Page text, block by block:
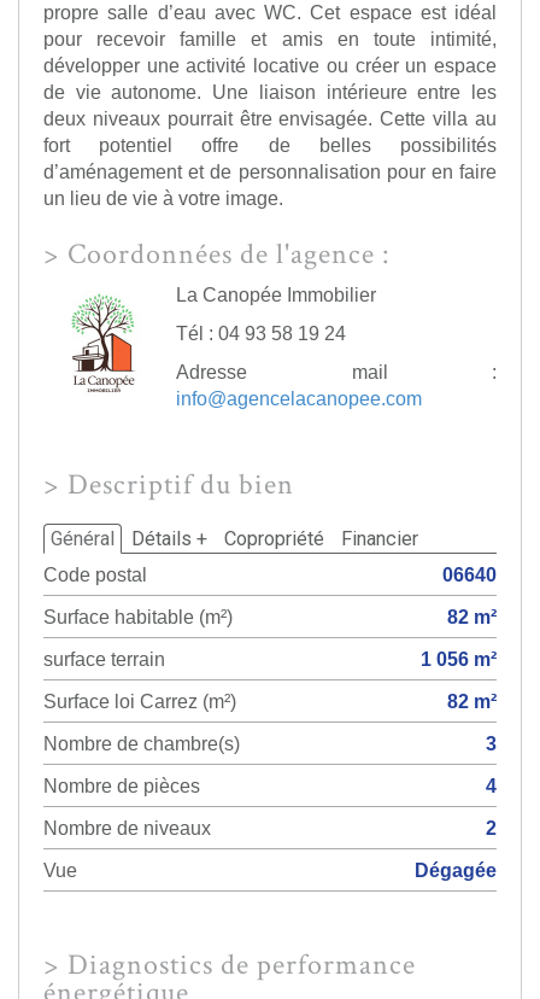
propre salle d’eau avec WC. Cet espace est idéal
pour recevoir famille et amis en toute intimité,
développer une activité locative ou créer un espace
de vie autonome. Une liaison intérieure entre les
deux niveaux pourrait être envisagée. Cette villa au
fort potentiel offre de belles possibilités
d’aménagement et de personnalisation pour en faire
un lieu de vie à votre image.
> Coordonnées de l'agence :
La Canopée Immobilier
Tél : 04 93 58 19 24
Adresse mail :
info@agencelacanopee.com
> Descriptif du bien
Général Détails + Copropriété Financier
Code postal
06640
Surface habitable (m²)
82 m²
surface terrain
1 056 m²
Surface loi Carrez (m²)
82 m²
Nombre de chambre(s)
3
Nombre de pièces
4
Nombre de niveaux
2
Vue
Dégagée
> Diagnostics de performance